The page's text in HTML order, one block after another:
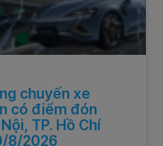
chuyến xe
có điểm đón
TP. Hồ Chí
8/2026